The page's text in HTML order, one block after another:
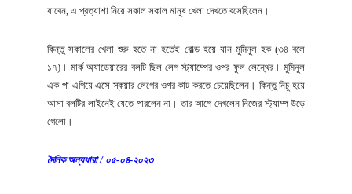
যাবেন, এ প্রত্যাশা নিয়ে সকাল সকাল মানুষ খেলা দেখতে বসেছিলেন।
কিন্তু সকালের খেলা শুরু হতে না হতেই বোল্ড হয়ে যান মুমিনুল হক (৩৪ বলে
১৭)। মার্ক অ্যাডেয়ারের বলটি ছিল লেগ স্ট্যাম্পের ওপর ফুল লেন্থের। মুমিনুল
এক পা এগিয়ে এসে স্কয়ার লেগের ওপর কাট করতে চেয়েছিলেন। কিন্তু নিচু হয়ে
আসা বলটির লাইনেই যেতে পারলেন না। তার আগে দেখলেন নিজের স্ট্যাম্প উড়ে
গেলো।
দৈনিক অন্যধারা / ০৫-০৪-২০২৩